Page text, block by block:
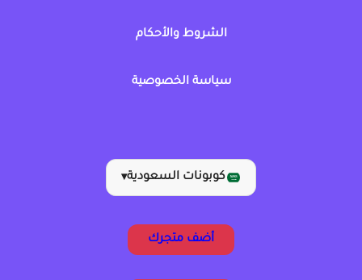
الشروط والأحكام
سياسة الخصوصية
كوبونات السعودية▾
أضف متجرك